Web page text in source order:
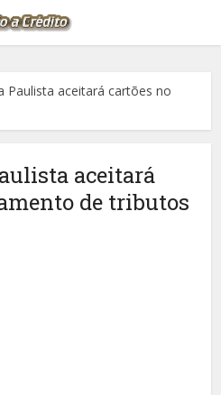
Paulista aceitará cartões no
aceitará
de tributos